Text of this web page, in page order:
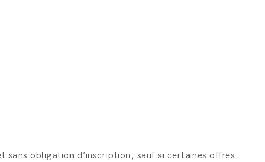
sans obligation d’inscription, sauf si certaines offres